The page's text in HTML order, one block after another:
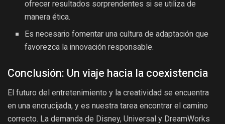
ofrecer resultados sorprendentes si se utiliza de
manera ética.
Es necesario fomentar una cultura de adaptación que
favorezca la innovación responsable.
Conclusión: Un viaje hacia la coexistencia
El futuro del entretenimiento y la creatividad se encuentra
en una encrucijada, y es nuestra tarea encontrar el camino
correcto. La demanda de Disney, Universal y DreamWorks